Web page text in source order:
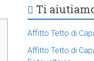
Ti
Affitto Tetto di
Affitto Tetto di